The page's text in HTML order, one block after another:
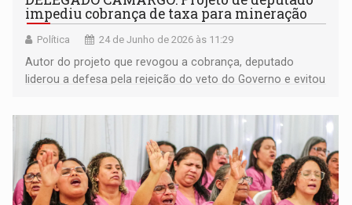
impediu cobrança de taxa para mineração
Política 24 de Junho de 2026 às 11:29
Autor do projeto que revogou a cobrança, deputado
liderou a defesa pela rejeição do veto do Governo e evitou
agricultura e pecuária